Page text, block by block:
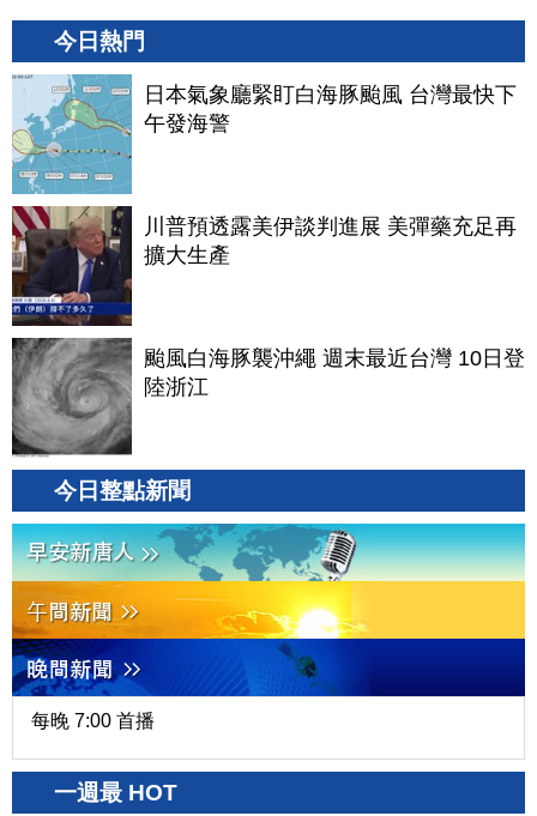
今日熱門
日本氣象廳緊盯白海豚颱風 台灣最快下
午發海警
川普預透露美伊談判進展 美彈藥充足再
擴大生產
颱風白海豚襲沖繩 週末最近台灣 10日登
陸浙江
今日整點新聞
每晚 7:00 首播
一週最 HOT